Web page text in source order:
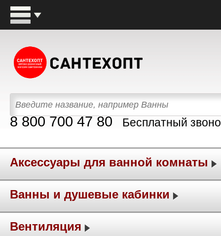
8 800 700 47 80 Бесплатный
Аксессуары для ванной комнаты
Ванны и душевые кабинки
Вентиляция